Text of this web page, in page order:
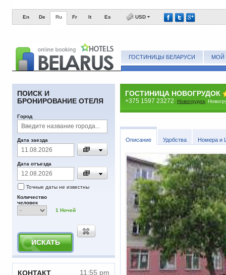
En De Ru Fr It Es USD
ГОСТИНИЦЫ БЕЛАРУСИ МОЙ
ПОИСК И
БРОНИРОВАНИЕ ОТЕЛЯ
Город
Дата заезда
Дата отъезда
Точные даты не известны
Количество
человек
1 Ночей
КОНТАКТ 11:55 pm
ГОСТИНИЦА НОВОГРУДОК
+375 1597 23272 Новогрудок
Описание Удобства Номера и